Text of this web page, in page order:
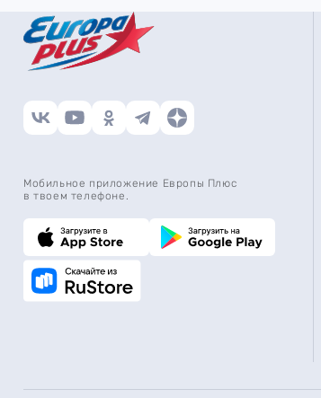
Мобильное приложение Европы Плюс
в твоем телефоне.